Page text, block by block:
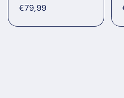
Prezzo
€79,99